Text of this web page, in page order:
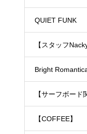
ェットスーツ）
QUIET FUNK
【スタッフ
Bright
【サーフボード
【COFFEE】